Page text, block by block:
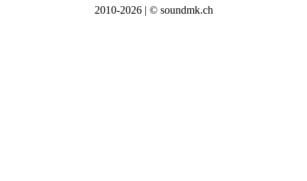
2010-2026 | © soundmk.ch